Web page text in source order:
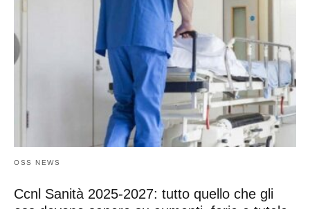
OSS NEWS
Ccnl Sanità 2025-2027: tutto quello che gli